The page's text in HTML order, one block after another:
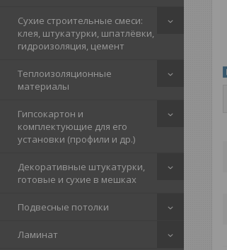
Сухие строительные смеси:
клея, штукатурки, шпатлёвки,
гидроизоляция, цемент
Теплоизоляционные
материалы
Гипсокартон и
комплектующие для его
установки (профили и др.)
Декоративные штукатурки,
готовые и сухие в мешках
Подвесные потолки
Ламинат